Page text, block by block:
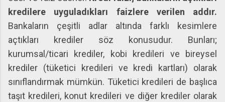
kredilere uyguladıkları faizlere verilen addır.
Bankaların çeşitli adlar altında farklı kesimlere
açtıkları krediler söz konusudur. Bunları;
kurumsal/ticari krediler, kobi kredileri ve bireysel
krediler (tüketici kredileri ve kredi kartları) olarak
sınıflandırmak mümkün. Tüketici kredileri de başlıca
taşıt kredileri, konut kredileri ve diğer krediler olarak